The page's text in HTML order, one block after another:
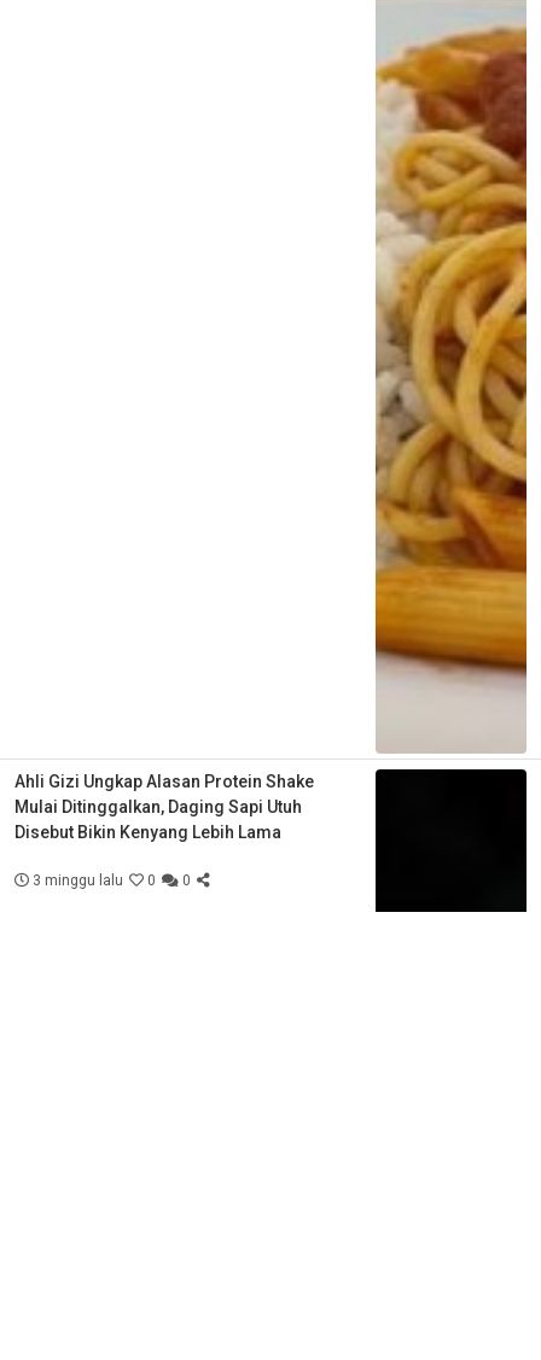
Ahli Gizi Ungkap Alasan Protein Shake
Mulai Ditinggalkan, Daging Sapi Utuh
Disebut Bikin Kenyang Lebih Lama
3 minggu lalu 0 0